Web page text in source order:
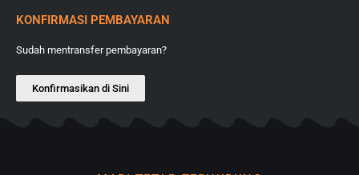
KONFIRMASI PEMBAYARAN
Sudah mentransfer pembayaran?
Konfirmasikan di Sini